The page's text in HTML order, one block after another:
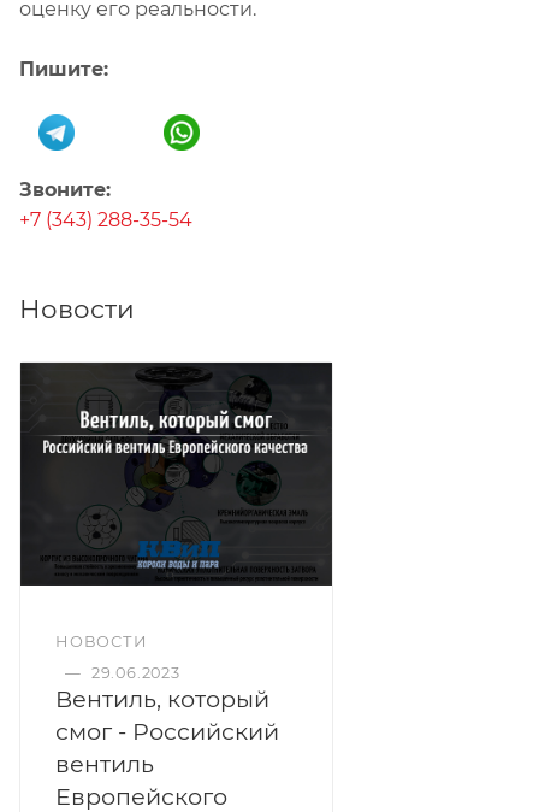
оценку его реальности.
Пишите:
Звоните:
+7 (343) 288-35-54
Новости
НОВОСТИ
— 29.06.2023
Вентиль, который
смог - Российский
вентиль
Европейского